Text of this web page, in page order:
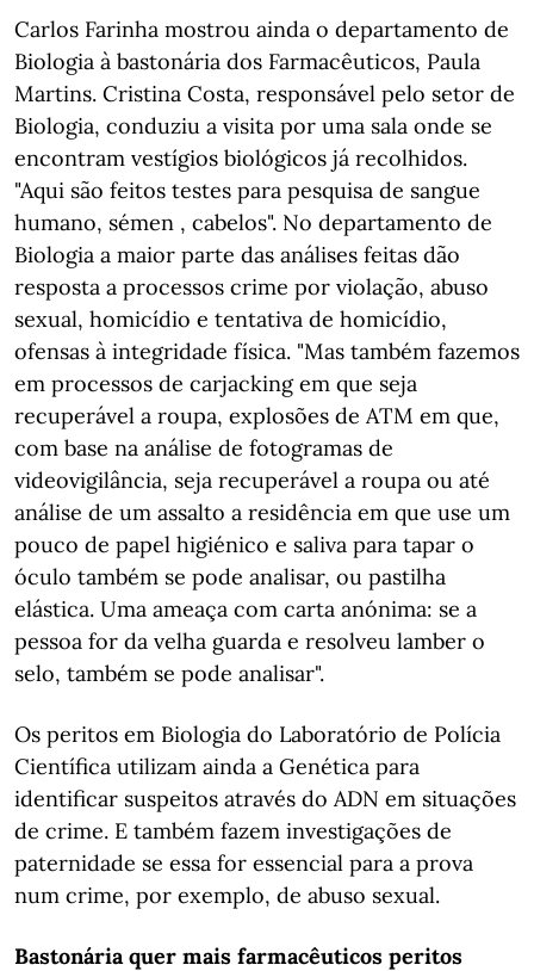
Carlos Farinha mostrou ainda o departamento de
Biologia à bastonária dos Farmacêuticos, Paula
Martins. Cristina Costa, responsável pelo setor de
Biologia, conduziu a visita por uma sala onde se
encontram vestígios biológicos já recolhidos.
"Aqui são feitos testes para pesquisa de sangue
humano, sémen , cabelos". No departamento de
Biologia a maior parte das análises feitas dão
resposta a processos crime por violação, abuso
sexual, homicídio e tentativa de homicídio,
ofensas à integridade física. "Mas também fazemos
em processos de carjacking em que seja
recuperável a roupa, explosões de ATM em que,
com base na análise de fotogramas de
videovigilância, seja recuperável a roupa ou até
análise de um assalto a residência em que use um
pouco de papel higiénico e saliva para tapar o
óculo também se pode analisar, ou pastilha
elástica. Uma ameaça com carta anónima: se a
pessoa for da velha guarda e resolveu lamber o
selo, também se pode analisar".
Os peritos em Biologia do Laboratório de Polícia
Científica utilizam ainda a Genética para
identificar suspeitos através do ADN em situações
de crime. E também fazem investigações de
paternidade se essa for essencial para a prova
num crime, por exemplo, de abuso sexual.
Bastonária quer mais farmacêuticos peritos